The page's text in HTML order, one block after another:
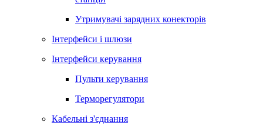
Утримувачі зарядних конекторів
Інтерфейси і шлюзи
Інтерфейси керування
Пульти керування
Терморегулятори
Кабельні з'єднання